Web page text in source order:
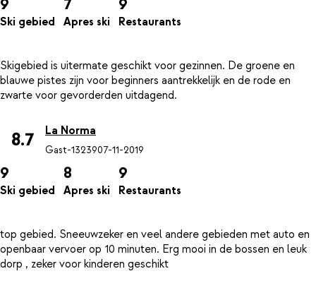
Ski gebied Apres ski Restaurants
Skigebied is uitermate geschikt voor gezinnen. De groene en
blauwe pistes zijn voor beginners aantrekkelijk en de rode en
8.7 La Norma
Gast-1323907-11-2019
9
Ski gebied
8
Apres ski
9
Restaurants
top gebied. Sneeuwzeker en veel andere gebieden met auto en
openbaar vervoer op 10 minuten. Erg mooi in de bossen en leuk